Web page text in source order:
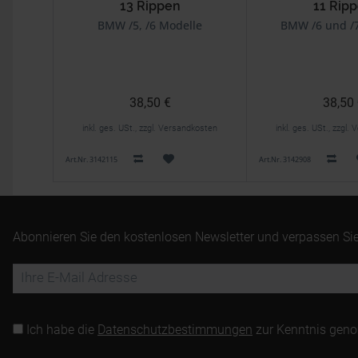
13 Rippen
BMW /5, /6 Modelle
38,50 €
inkl. ges. USt., zzgl. Versandkosten
Art.Nr. 3142115
11
BMW /6 und /
38,50
inkl. ges. USt., zzgl.
Art.Nr. 3142908
Abonnieren Sie den kostenlosen Newsletter und verpassen
Ich habe die Datenschutzbestimmungen zur Kenntnis